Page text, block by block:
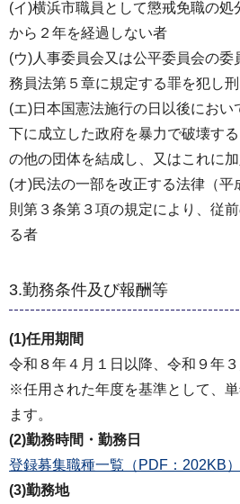
(イ)横浜市職員として懲戒免職の処
から２年を経過しない者
(ウ)人事委員会又は公平委員会の委
務員法第５章に規定する罪を犯し
(エ)日本国憲法施行の日以後にお
下に成立した政府を暴力で破壊す
の他の団体を結成し、又はこれに
(オ)民法の一部を改正する法律（
則第３条第３項の規定により、従
る者
3.勤務条件及び報酬等
(1)任用期間
令和８年４月１日以降、令和９年
※任用された年度を基準として、
ます。
(2)勤務時間・勤務日
登録募集職種一覧（PDF：202KB）
(3)勤務地